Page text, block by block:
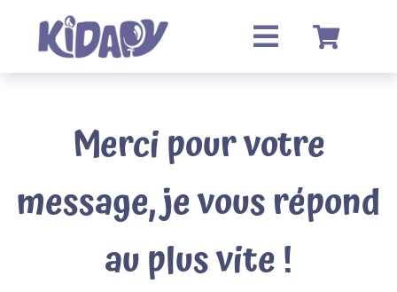
contenu
Merci pour votre
message, je vous répond
au plus vite !